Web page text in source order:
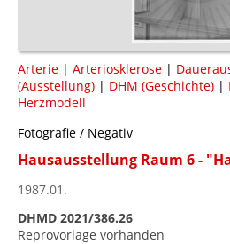
Arterie | Arteriosklerose |
(Ausstellung) | DHM (Geschichte) |
Herzmodell
Fotografie / Negativ
Hausausstellung Raum 6 -
1987.01.
DHMD 2021/386.26
Reprovorlage vorhanden